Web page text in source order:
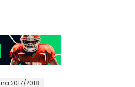
2017/2018